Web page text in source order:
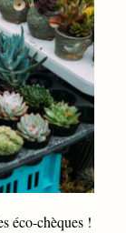
éco-chèques !